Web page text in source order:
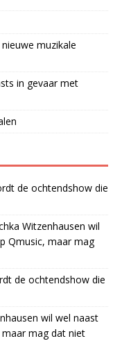
muzikale
in gevaar met
de ochtendshow die
Witzenhausen wil
Qmusic, maar mag
de ochtendshow die
wil wel naast
mag dat niet